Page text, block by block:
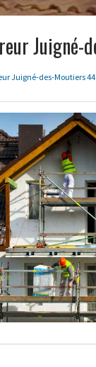
Juigné-
Juigné-des-Moutiers 44